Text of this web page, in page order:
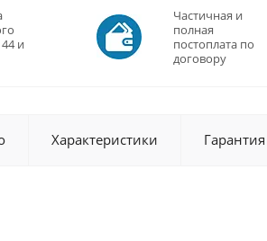
и
Частичная и
полная
постоплата по
договору
Характеристики Гарантия